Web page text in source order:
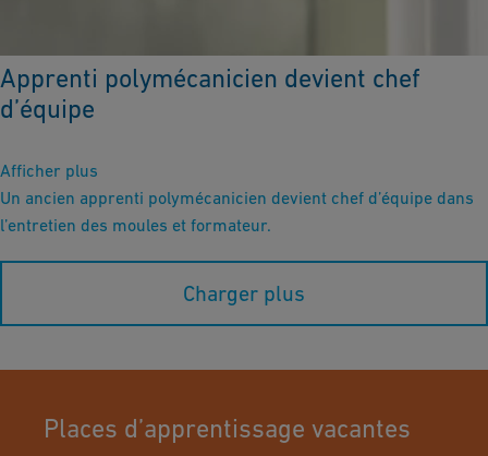
Apprenti polymécanicien devient chef
d’équipe
Afficher plus
Un ancien apprenti polymécanicien devient chef d’équipe dans
l’entretien des moules et formateur.
Charger plus
Places d’apprentissage vacantes